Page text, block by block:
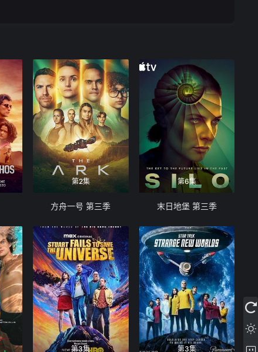
第2集
方舟一号 第三季
第6集
末日地堡 第三季
第3集 第3集